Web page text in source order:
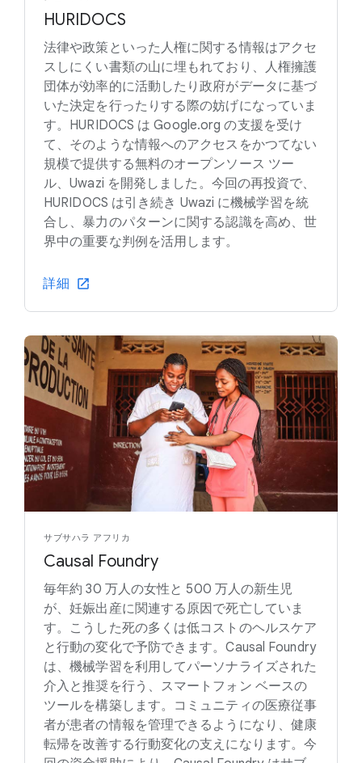
HURIDOCS
法律や政策といった人権に関する情報はアクセ
スしにくい書類の山に埋もれており、人権擁護
団体が効率的に活動したり政府がデータに基づ
いた決定を行ったりする際の妨げになっていま
す。HURIDOCS は Google.org の支援を受け
て、そのような情報へのアクセスをかつてない
規模で提供する無料のオープンソース ツー
ル、Uwazi を開発しました。今回の再投資で、
HURIDOCS は引き続き Uwazi に機械学習を統
合し、暴力のパターンに関する認識を高め、世
界中の重要な判例を活用します。
詳細
サブサハラ アフリカ
Causal Foundry
毎年約 30 万人の女性と 500 万人の新生児
が、妊娠出産に関連する原因で死亡していま
す。こうした死の多くは低コストのヘルスケア
と行動の変化で予防できます。Causal Foundry
は、機械学習を利用してパーソナライズされた
介入と推奨を行う、スマートフォン ベースの
ツールを構築します。コミュニティの医療従事
者が患者の情報を管理できるようになり、健康
転帰を改善する行動変化の支えになります。今